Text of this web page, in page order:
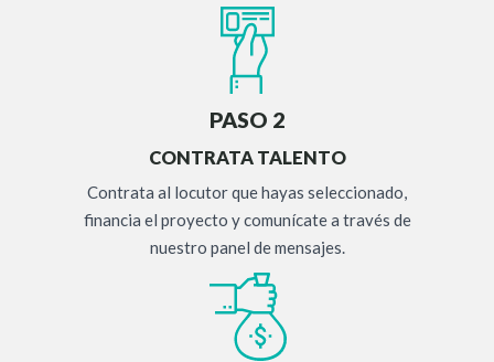
PASO 2
CONTRATA TALENTO
Contrata al locutor que hayas seleccionado,
financia el proyecto y comunícate a través de
nuestro panel de mensajes.